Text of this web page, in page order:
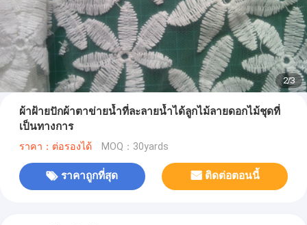
2/3
ผ้าฝ้ายปักผ้าตาข่ายน้ำที่ละลายน้ำได้ลูกไม้ลายดอกไม้ชุดที่
เป็นทางการ
ราคา：ต่อรองได้ MOQ：30yards
ราคาถูกที่สุด ติดต่อตอนนี้